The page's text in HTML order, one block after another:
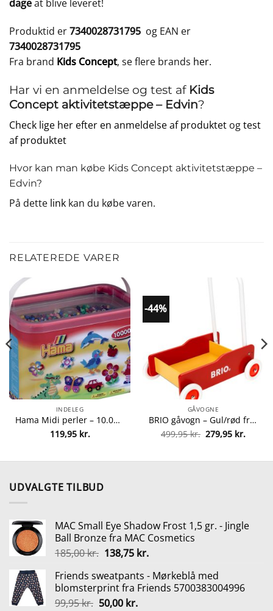
dageat blive leveret!
Produktid er7340028731795 og EAN er
7340028731795
Fra brand Kids Concept, se flere brands her.
Har vi en anmeldelse og test af Kids
Concept aktivitetstæppe – Edvin?
Check lige her efter en anmeldelse af produktet ogtest
af produktet
Hvor kan man købe Kids Concept aktivitetstæppe –
Edvin?
På dette link kan du købe varen.
RELATEREDE VARER
INDELEG
Hama Midi perler – 10.000 stk. fra hama 28178202002
119,95 kr.
-44%
GÅVOGNE
BRIO gåvogn – Gul/rød fra brio 7312350313505
499,95kr. Den
oprindelige
499,95 kr..
279,95 kr.
kr..
UDVALGTE TILBUD
MAC Small Eye Shadow Frost 1,5 gr. - Jingle
Ball Bronze fra MAC Cosmetics
185,00kr. Den
pris
var:
185,00 kr..
138,75 kr.Den
pris
er:
Friends sweatpants - Mørkeblå med
blomsterprint fra Friends 5700383004996
99,95kr. Den
50,00 kr.Den